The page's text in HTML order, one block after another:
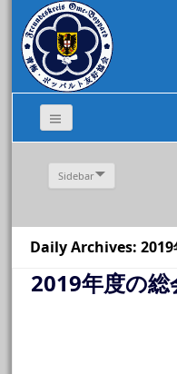
Sidebar
Daily Archives: 2019
2019年度の